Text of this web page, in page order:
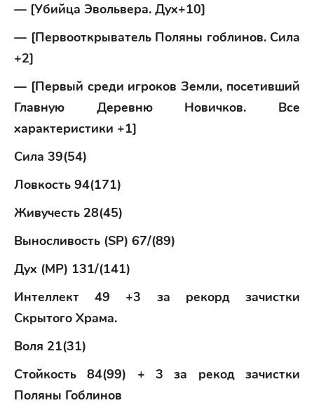
— [Убийца Эвольвера. Дух+10]
— [Первооткрыватель Поляны гоблинов. Сила
+2]
— [Первый среди игроков Земли, посетивший
Главную Деревню Новичков. Все
характеристики +1]
Сила 39(54)
Ловкость 94(171)
Живучесть 28(45)
Выносливость (SP) 67/(89)
Дух (MP) 131/(141)
Интеллект 49 +3 за рекорд зачистки
Скрытого Храма.
Воля 21(31)
Стойкость 84(99) + 3 за рекод зачистки
Поляны Гоблинов